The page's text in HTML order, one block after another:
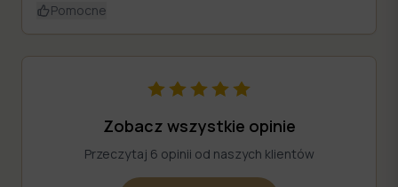
Pomocne
Zobacz wszystkie opinie
Przeczytaj 6 opinii od naszych klientów